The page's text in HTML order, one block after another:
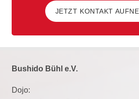
JETZT KONTAKT
Bushido Bühl e.V.
Dojo: